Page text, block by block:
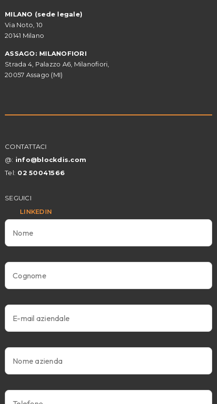
MILANO (sede legale)
Via Noto, 10
20141 Milano
ASSAGO: MILANOFIORI
Strada 4, Palazzo A6, Milanofiori,
20057 Assago (MI)
CONTATTACI
@: info@blockdis.com
Tel: 02 50041566
SEGUICI
LINKEDIN